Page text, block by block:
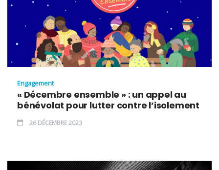
Engagement
« Décembre ensemble » : un appel au
bénévolat pour lutter contre l’isolement
26 DÉCEMBRE 2023